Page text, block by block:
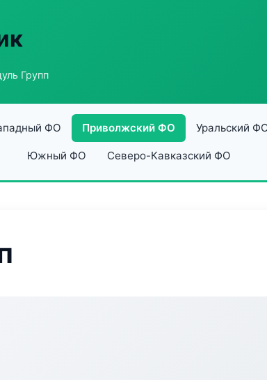
Групп
ФО Приволжский ФО Уральский
Южный ФО Северо-Кавказский ФО